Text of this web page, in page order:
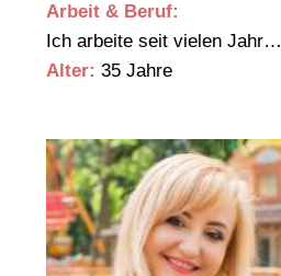
Arbeit & Beruf:
Ich arbeite seit vielen Jahr…
Alter: 35 Jahre